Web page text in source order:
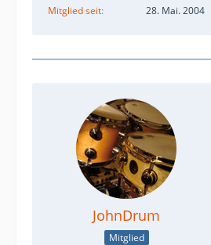
Mitglied seit
28. Mai. 2004
JohnDrum
Mitglied